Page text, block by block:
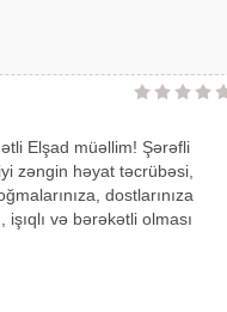
Elşad müəllim! Şərəfli
zəngin həyat təcrübəsi,
dostlarınıza
və bərəkətli olması